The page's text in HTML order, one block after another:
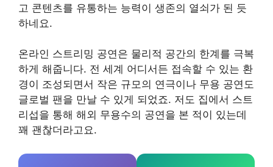
고 콘텐츠를 유통하는 능력이 생존의 열쇠가 된 듯
하네요.
온라인 스트리밍 공연은 물리적 공간의 한계를 극복
하게 해줍니다. 전 세계 어디서든 접속할 수 있는 환
경이 조성되면서 작은 규모의 연극이나 무용 공연도
글로벌 팬을 만날 수 있게 되었죠. 저도 집에서 스트
리섭을 통해 해외 무용수의 공연을 본 적이 있는데
꽤 괜찮더라고요.